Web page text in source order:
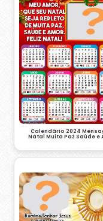
Calendário 2024
Natal Muita Paz Saúde e